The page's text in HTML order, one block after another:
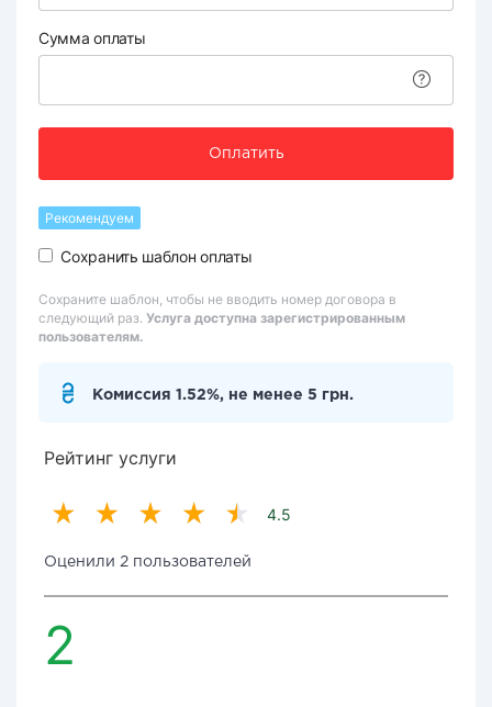
Сумма оплаты
Оплатить
Рекомендуем
Сохранить шаблон оплаты
Сохраните шаблон, чтобы не вводить номер договора в
следующий раз. Услуга доступна зарегистрированным
пользователям.
Комиссия 1.52%, не менее 5 грн.
Рейтинг услуги
4.5
Оценили 2 пользователей
2